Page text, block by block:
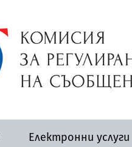
Електронни услуги